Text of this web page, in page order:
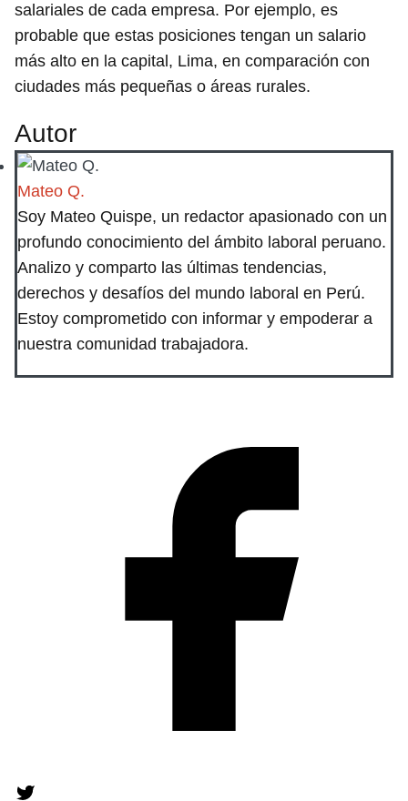
salariales de cada empresa. Por ejemplo, es
probable que estas posiciones tengan un salario
más alto en la capital, Lima, en comparación con
ciudades más pequeñas o áreas rurales.
Autor
Mateo Q.
Soy Mateo Quispe, un redactor apasionado con un
profundo conocimiento del ámbito laboral peruano.
Analizo y comparto las últimas tendencias,
derechos y desafíos del mundo laboral en Perú.
Estoy comprometido con informar y empoderar a
nuestra comunidad trabajadora.